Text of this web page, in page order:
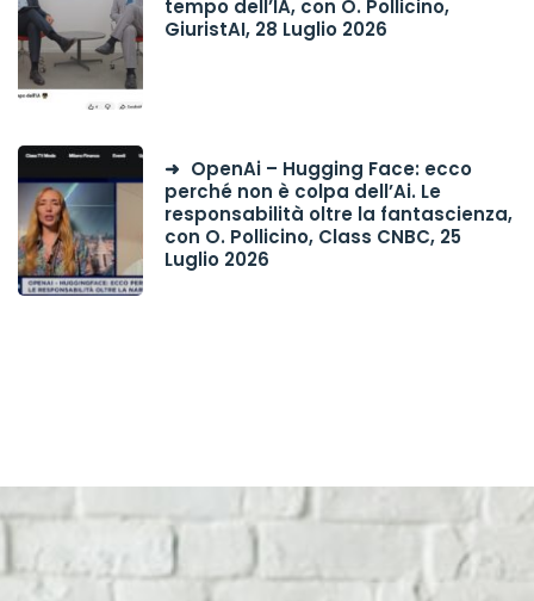
tempo dell’IA, con O. Pollicino,
GiuristAI, 28 Luglio 2026
OpenAi – Hugging Face: ecco
perché non è colpa dell’Ai. Le
responsabilità oltre la fantascienza,
con O. Pollicino, Class CNBC, 25
Luglio 2026